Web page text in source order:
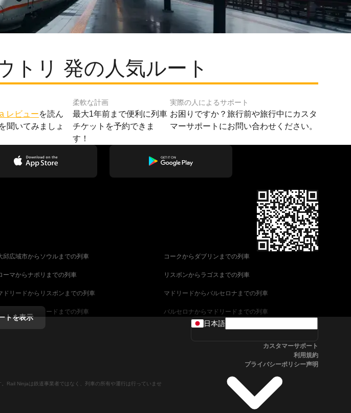
トリ 発の人気ルート
レビューを読ん
聞いてみましょ
柔軟な計画
最大1年前まで便利に列車
チケットを予約できま
す！
実際の人によるサポート
お困りですか？旅行前や旅行中にカスタ
マーサポートにお問い合わせください。
邱広域市からソウルまでの列車 コークからダブリンまでの列車
ーマからナポリまでの列車 リスボンからラゴスまでの列車
ドリードからリスボンまでの列車 マドリードからバルセロナまでの列車
マラガからマドリードまでの列車 バルセロナからマドリードまでの列車
ヴェネツィアからローマまでの列車
ウィーンからザルツブルクまでの列車
アリカンテからマドリードまでの列車
ャンベラからシドニーまでの列車 フィレンツェからヴェネツィアまでの列車
ローマからフィレンツェまでの列車
トを表示
Rail Ninjaは鉄道事業者ではなく、列車の所有や運行は行っていませ
日本語
カスタマーサポート
利用規約
プライバシーポリシー声明